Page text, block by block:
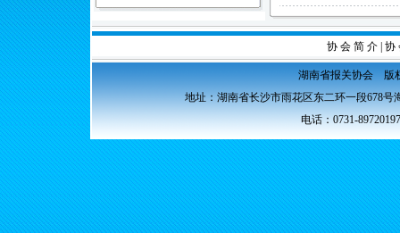
协 会 简 介| 协
湖南省报关协会 版
地址：湖南省长沙市雨花区东二环一段678
电话：0731-